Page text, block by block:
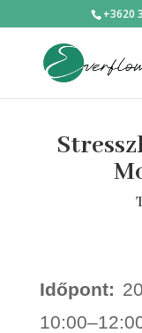
+3620
Időpont: